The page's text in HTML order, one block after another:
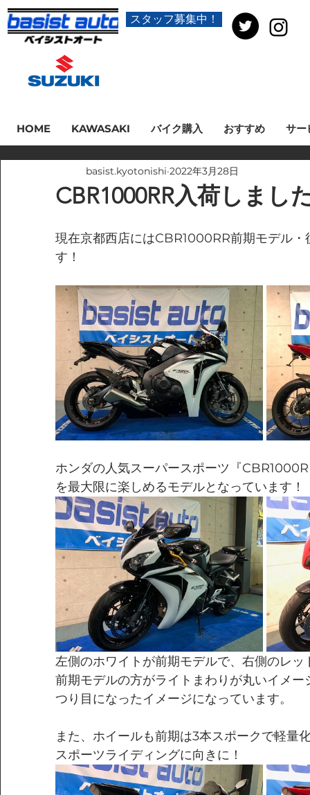
スタッフ募集中！
HOME KAWASAKI バイク購入 おすすめ サー
CBR1000RR入荷しまし
basist.kyotonishi 2022年3月28日
現在京都西店にはCBR1000RR前期モデル
す！
ホンダの人気スーパースポーツ『
を最大限に楽しめるモデルとなっています！
左側のホワイトが前期モデルで、右側のレッ
前期モデルの方がライトまわりが丸いイメ
つり目になったイメージになっています。
また、ホイールも前期は3本スポークで軽量
スポーツライディングに向きに！